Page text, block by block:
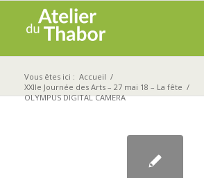
Vous êtes ici : Accueil /
XXIIe Journée des Arts – 27 mai 18 – La fête /
OLYMPUS DIGITAL CAMERA